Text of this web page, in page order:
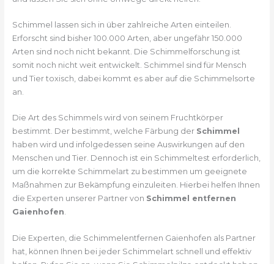
Schimmel lassen sich in über zahlreiche Arten einteilen.
Erforscht sind bisher 100.000 Arten, aber ungefähr 150.000
Arten sind noch nicht bekannt. Die Schimmelforschung ist
somit noch nicht weit entwickelt. Schimmel sind für Mensch
und Tier toxisch, dabei kommt es aber auf die Schimmelsorte
an.
Die Art des Schimmels wird von seinem Fruchtkörper
bestimmt. Der bestimmt, welche Färbung der Schimmel
haben wird und infolgedessen seine Auswirkungen auf den
Menschen und Tier. Dennoch ist ein Schimmeltest erforderlich,
um die korrekte Schimmelart zu bestimmen um geeignete
Maßnahmen zur Bekämpfung einzuleiten. Hierbei helfen Ihnen
die Experten unserer Partner von Schimmel entfernen
Gaienhofen.
Die Experten, die Schimmelentfernen Gaienhofen als Partner
hat, können Ihnen bei jeder Schimmelart schnell und effektiv